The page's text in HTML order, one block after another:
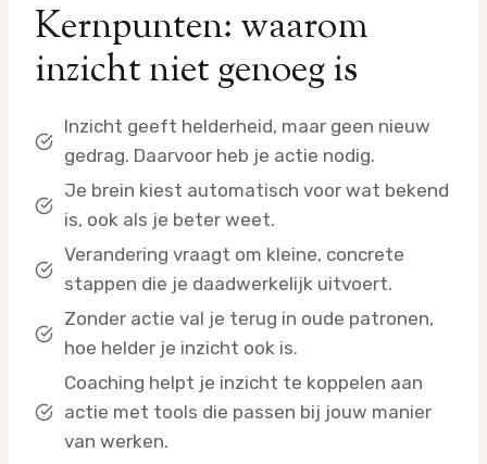
Kernpunten: waarom
inzicht niet genoeg is
Inzicht geeft helderheid, maar geen nieuw
gedrag. Daarvoor heb je actie nodig.
Je brein kiest automatisch voor wat bekend
is, ook als je beter weet.
Verandering vraagt om kleine, concrete
stappen die je daadwerkelijk uitvoert.
Zonder actie val je terug in oude patronen,
hoe helder je inzicht ook is.
Coaching helpt je inzicht te koppelen aan
actie met tools die passen bij jouw manier
van werken.